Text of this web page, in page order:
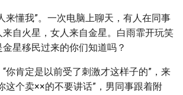
来懂我”。一次电脑上聊天，有人在同事
自火星，女人来自金星。白雨霏开玩笑
星移民过来的你们知道吗？
你肯定是以前受了刺激才这样子的”，来
这个卖××的不要讲话”，男同事跟着附